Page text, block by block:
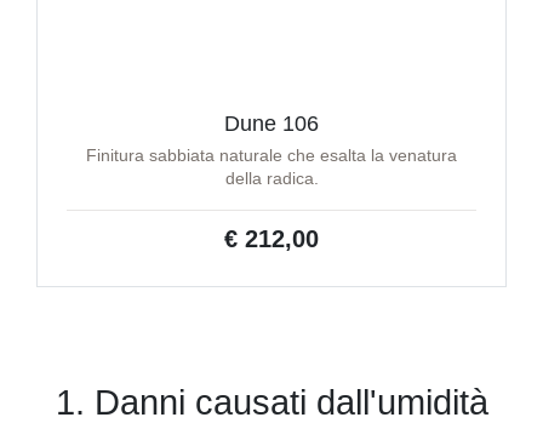
Dune 106
Finitura sabbiata naturale che esalta la venatura
della radica.
€ 212,00
1. Danni causati dall'umidità